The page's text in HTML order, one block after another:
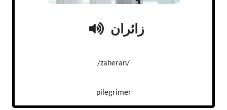
زائران
/zaheran/
pilegrimer